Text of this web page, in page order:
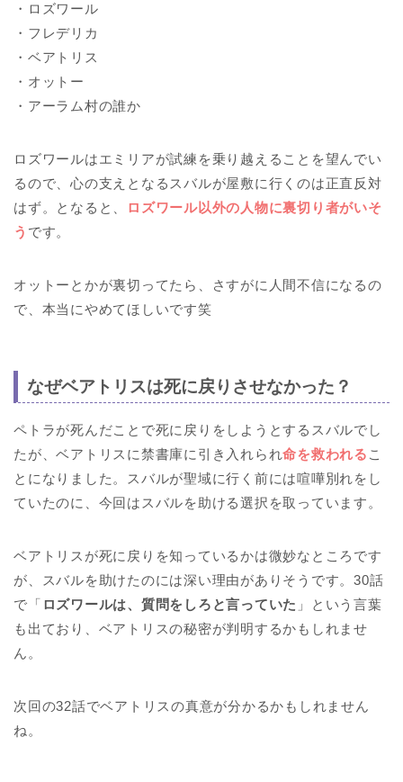
・ロズワール
・フレデリカ
・ベアトリス
・オットー
・アーラム村の誰か
ロズワールはエミリアが試練を乗り越えることを望んでい
るので、心の支えとなるスバルが屋敷に行くのは正直反対
はず。となると、
ロズワール以外の人物に裏切り者がいそ
う です。
オットーとかが裏切ってたら、さすがに人間不信になるの
で、本当にやめてほしいです笑
なぜベアトリスは死に戻りさせなかった？
ペトラが死んだことで死に戻りをしようとするスバルでし
たが、ベアトリスに禁書庫に引き入れられ命を救われる こ
とになりました。スバルが聖域に行く前には喧嘩別れをし
ていたのに、今回はスバルを助ける選択を取っています。
ベアトリスが死に戻りを知っているかは微妙なところです
が、スバルを助けたのには深い理由がありそうです。30話
で「 ロズワールは、質問をしろと言っていた 」という言葉
も出ており、ベアトリスの秘密が判明するかもしれませ
ん。
次回の32話でベアトリスの真意が分かるかもしれません
ね。